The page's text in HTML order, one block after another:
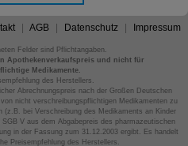
AGB Datenschutz Impressum
Felder sind Pflichtangaben.
Apothekenverkaufspreis und nicht für
Medikamente.
des Herstellers.
Abrechnungspreis nach der Großen Deutschen
nicht verschreibungspflichtigen Medikamenten zu
(z.B. bei Verschreibung des Medikaments an Kinder
V aus dem Abgabepreis des pharmazeutischen
in der Fassung zum 31.12.2003 ergibt. Es handelt
Preisempfehlung des Herstellers.